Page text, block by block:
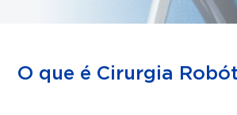
O que é Cirurgia